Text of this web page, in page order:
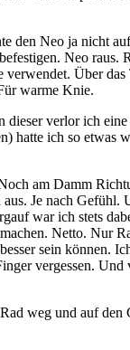
den Neo ja nicht
Neo
verwendet. Über
warme Knie.
verlor ich
hatte ich so etwas
am Damm
Je nach
war ich stets
Netto. Nur
sein können.
vergessen.
weg und auf